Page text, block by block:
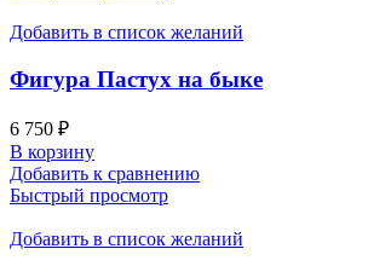
Добавить в список желаний
Фигура Пастух на быке
6 750 ₽
В корзину
Добавить к сравнению
Быстрый просмотр
Добавить в список желаний